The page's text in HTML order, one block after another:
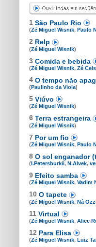
1 São Paulo Rio
(Zé Miguel Wisnik, Paulo
2 Relp
(Zé Miguel Wisnik)
3 Comida e bebida
(Zé Miguel Wisnik, Zé
4 O tempo não
(Paulinho da Viola)
5 Viúvo
(Zé Miguel Wisnik)
6 Terra estrangeira
(Zé Miguel Wisnik)
7 Por um fio
(Zé Miguel Wisnik, Paulo
8 O sol enganador
(I.Petersburkii, N.Alvek,
9 Efeito samba
(Zé Miguel Wisnik, Vadim
10 O tapete
(Zé Miguel Wisnik, Ná
11 Virtual
(Zé Miguel Wisnik, Alice
12 Para Elisa
(Zé Miguel Wisnik, Luiz